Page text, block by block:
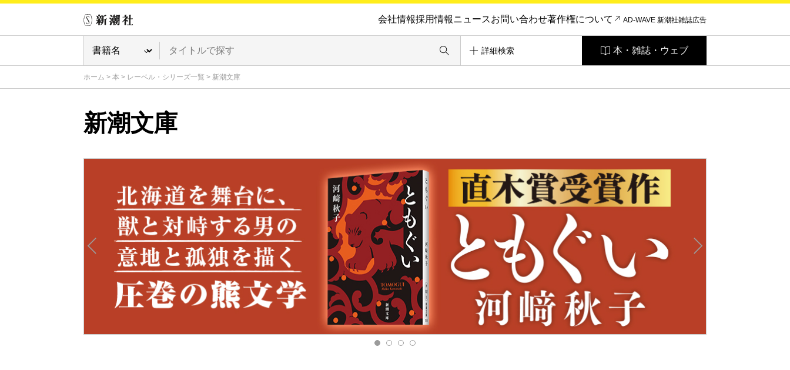
会社情報採用情報ニュースお問い合わせ著作権について AD-WAVE 新潮社雑誌広告
詳細検索 本・雑誌・ウェブ
ホーム > 本 > レーベル・シリーズ一覧 > 新潮文庫
新潮文庫